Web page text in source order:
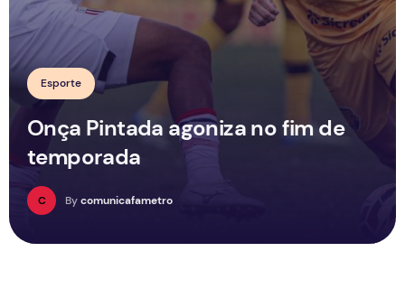
Esporte
Onça Pintada agoniza no fim de
temporada
C Bycomunicafametro